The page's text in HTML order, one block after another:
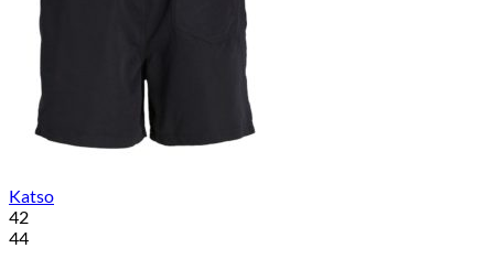
Katso
42
44